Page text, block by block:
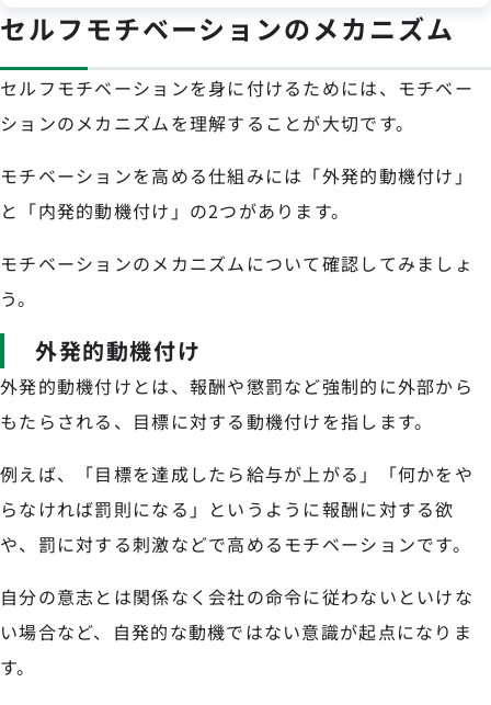
セルフモチベーションのメカニズム
セルフモチベーションを身に付けるためには、モチベー
ションのメカニズムを理解することが大切です。
モチベーションを高める仕組みには「外発的動機付け」
と「内発的動機付け」の2つがあります。
モチベーションのメカニズムについて確認してみましょ
う。
外発的動機付け
外発的動機付けとは、報酬や懲罰など強制的に外部から
もたらされる、目標に対する動機付けを指します。
例えば、「目標を達成したら給与が上がる」「何かをや
らなければ罰則になる」というように報酬に対する欲
や、罰に対する刺激などで高めるモチベーションです。
自分の意志とは関係なく会社の命令に従わないといけな
い場合など、自発的な動機ではない意識が起点になりま
す。